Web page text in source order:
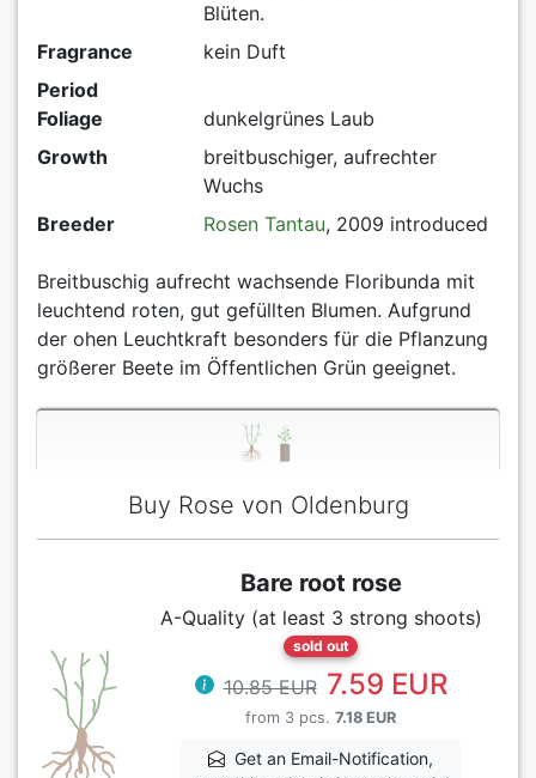
Blüten.
Fragrance
kein Duft
Period
Foliage
dunkelgrünes Laub
Growth
breitbuschiger, aufrechter
Wuchs
Breeder
Rosen Tantau, 2009 introduced
Breitbuschig aufrecht wachsende Floribunda mit
leuchtend roten, gut gefüllten Blumen. Aufgrund
der ohen Leuchtkraft besonders für die Pflanzung
größerer Beete im Öffentlichen Grün geeignet.
Buy Rose von Oldenburg
Bare root rose
A-Quality (at least 3 strong shoots)
sold out
10.85 EUR 7.59 EUR
from 3 pcs. 7.18 EUR
Get an Email-Notification,